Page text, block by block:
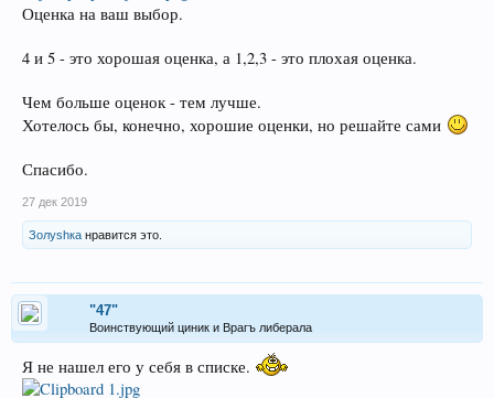
Оценка на ваш выбор.
4 и 5 - это хорошая оценка, а 1,2,3 - это плохая оценка.
Чем больше оценок - тем лучше.
Хотелось бы, конечно, хорошие оценки, но решайте сами
Спасибо.
27 дек 2019
Золуshка нравится это.
"47"
Воинствующий циник и Врагъ либерала
Я не нашел его у себя в списке.